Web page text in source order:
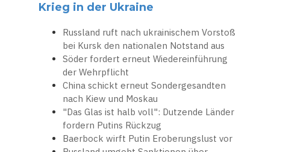
Krieg in der Ukraine
Russland ruft nach ukrainischem Vorstoß
bei Kursk den nationalen Notstand aus
Söder fordert erneut Wiedereinführung
der Wehrpflicht
China schickt erneut Sondergesandten
nach Kiew und Moskau
"Das Glas ist halb voll": Dutzende Länder
fordern Putins Rückzug
Baerbock wirft Putin Eroberungslust vor